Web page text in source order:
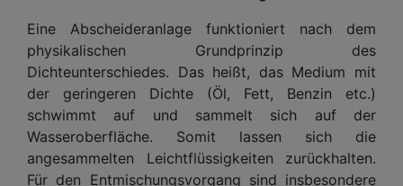
Eine Abscheideranlage funktioniert nach dem
physikalischen Grundprinzip des
Dichteunterschiedes. Das heißt, das Medium mit
der geringeren Dichte (Öl, Fett, Benzin etc.)
schwimmt auf und sammelt sich auf der
Wasseroberfläche. Somit lassen sich die
angesammelten Leichtflüssigkeiten zurückhalten.
Für den Entmischungsvorgang sind insbesondere